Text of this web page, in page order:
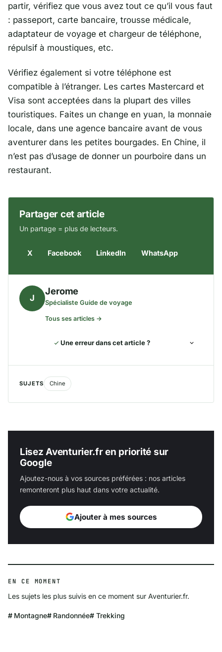
partir, vérifiez que vous avez tout ce qu’il vous faut
: passeport, carte bancaire, trousse médicale,
adaptateur de voyage et chargeur de téléphone,
répulsif à moustiques, etc.
Vérifiez également si votre téléphone est
compatible à l’étranger. Les cartes Mastercard et
Visa sont acceptées dans la plupart des villes
touristiques. Faites un change en yuan, la monnaie
locale, dans une agence bancaire avant de vous
aventurer dans les petites bourgades. En Chine, il
n’est pas d’usage de donner un pourboire dans un
restaurant.
Partager cet article
Un partage = plus de lecteurs.
X Facebook LinkedIn WhatsApp
J
Jerome
Spécialiste Guide de voyage
Tous ses articles →
Une erreur dans cet article ?
SUJETS Chine
Lisez Aventurier.fr en priorité sur
Google
Ajoutez-nous à vos sources préférées : nos articles
remonteront plus haut dans votre actualité.
Ajouter à mes sources
EN CE MOMENT
Les sujets les plus suivis en ce moment sur Aventurier.fr.
Montagne Randonnée Trekking